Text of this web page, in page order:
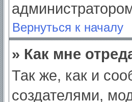
Вернуться к началу
» Как мне
Так же, как и
создателями,